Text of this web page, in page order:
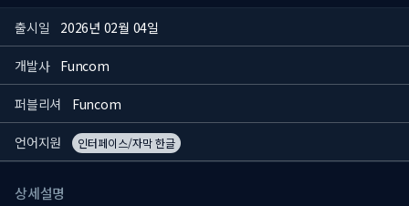
출시일 2026년 02월 04일
개발사 Funcom
퍼블리셔 Funcom
언어지원 인터페이스/자막 한글
상세설명